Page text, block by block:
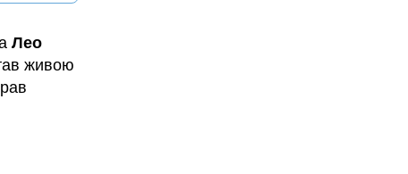
Лео
живою